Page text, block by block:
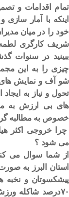
تمام اقدامات و
اینکه با آمار سازی
خود را در میان
شریف کارگری لطمه
ببینید در سنوات
چیزی را به این
شو آف و نمایش های
تحول و نیاز به
های بی ارزش به
خصوص به مطالبه
چرا خروجی اکثر
می شود ؟
از شما سوال می
استان البرز به
پیشکسوتان و
۷۰درصد شاکله